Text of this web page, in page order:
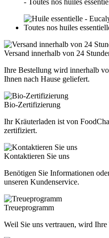
Versand innerhalb von 24
Ihre Bestellung wird innerhalb
Ihnen nach Hause geliefert.
Bio-Zertifizierung
Ihr Kräuterladen ist von
zertifiziert.
Kontaktieren Sie uns
Benötigen Sie Informationen
unseren Kundenservice.
Treueprogramm
Weil Sie uns vertrauen, wird Ihre